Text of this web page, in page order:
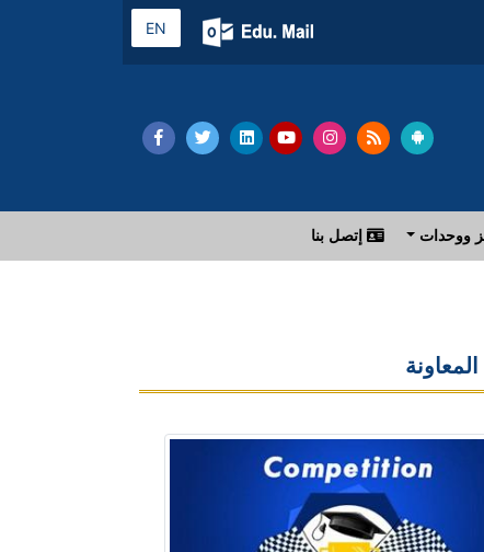
EN
ووحدات إتصل بنا